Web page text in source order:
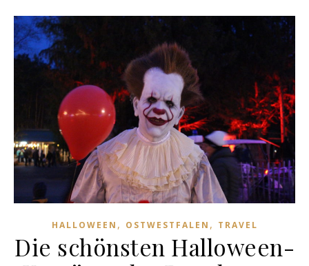
HALLOWEEN , OSTWESTFALEN , TRAVEL
Die schönsten Halloween-